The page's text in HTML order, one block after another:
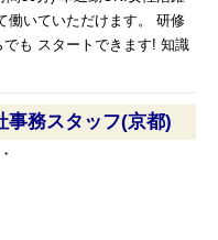
いていただけます。 研修
も スタートできます! 知識
事務スタッフ(京都)